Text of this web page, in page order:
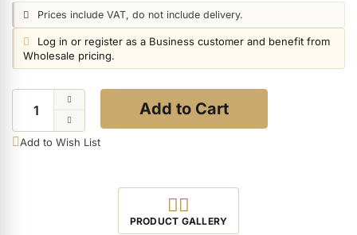
Skintrix anzeigen
Hand & Body Care anzeigen
Feet & Toes anzeigen
Packaging and Retail Displays anzeigen
Price notice:
Prices include VAT, do not include delivery.
Login notice:
Log in or register as a Business customer and benefit from
Wholesale pricing.
Add to Cart
Add to Wish List
View all Product Images
PRODUCT GALLERY